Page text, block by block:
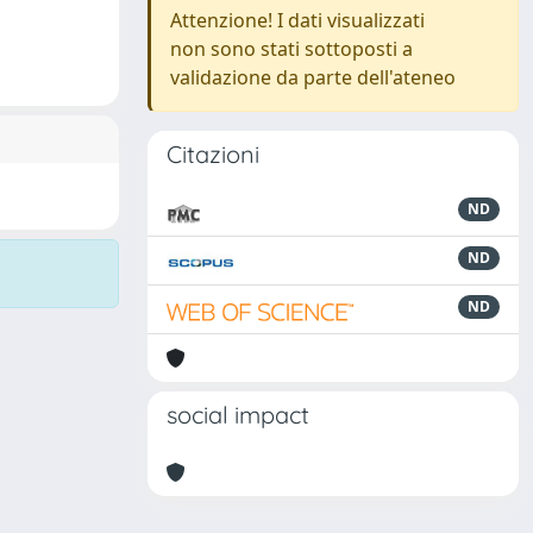
Attenzione! I dati visualizzati
non sono stati sottoposti a
validazione da parte dell'ateneo
Citazioni
ND
ND
ND
social impact